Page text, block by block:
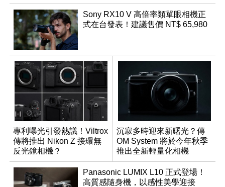
Sony RX10 V 高倍率類單眼相機正
式在台發表！建議售價 NT$ 65,980
專利曝光引發熱議！Viltrox
傳將推出 Nikon Z 接環無
反光鏡相機？
沉寂多時迎來新曙光？傳
OM System 將於今年秋季
推出全新輕量化相機
Panasonic LUMIX L10 正式登場！
高質感隨身機，以感性美學迎接